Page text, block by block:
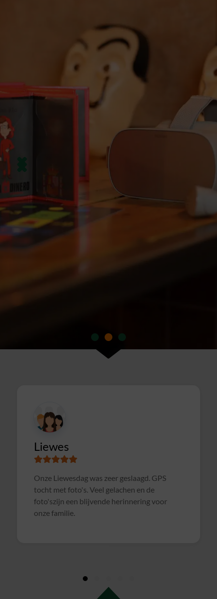
Susanne
Samen met collega's Sterrenslag gedaan.
Alles was goed geregeld, soms wat te druk op
het veld door andere groepen, waardoor het
soms wat rommelig verliep. Maar verder zeer